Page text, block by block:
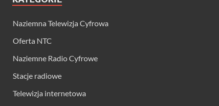
Naziemna Telewizja Cyfrowa
Oferta NTC
Naziemne Radio Cyfrowe
Stacje radiowe
Telewizja internetowa